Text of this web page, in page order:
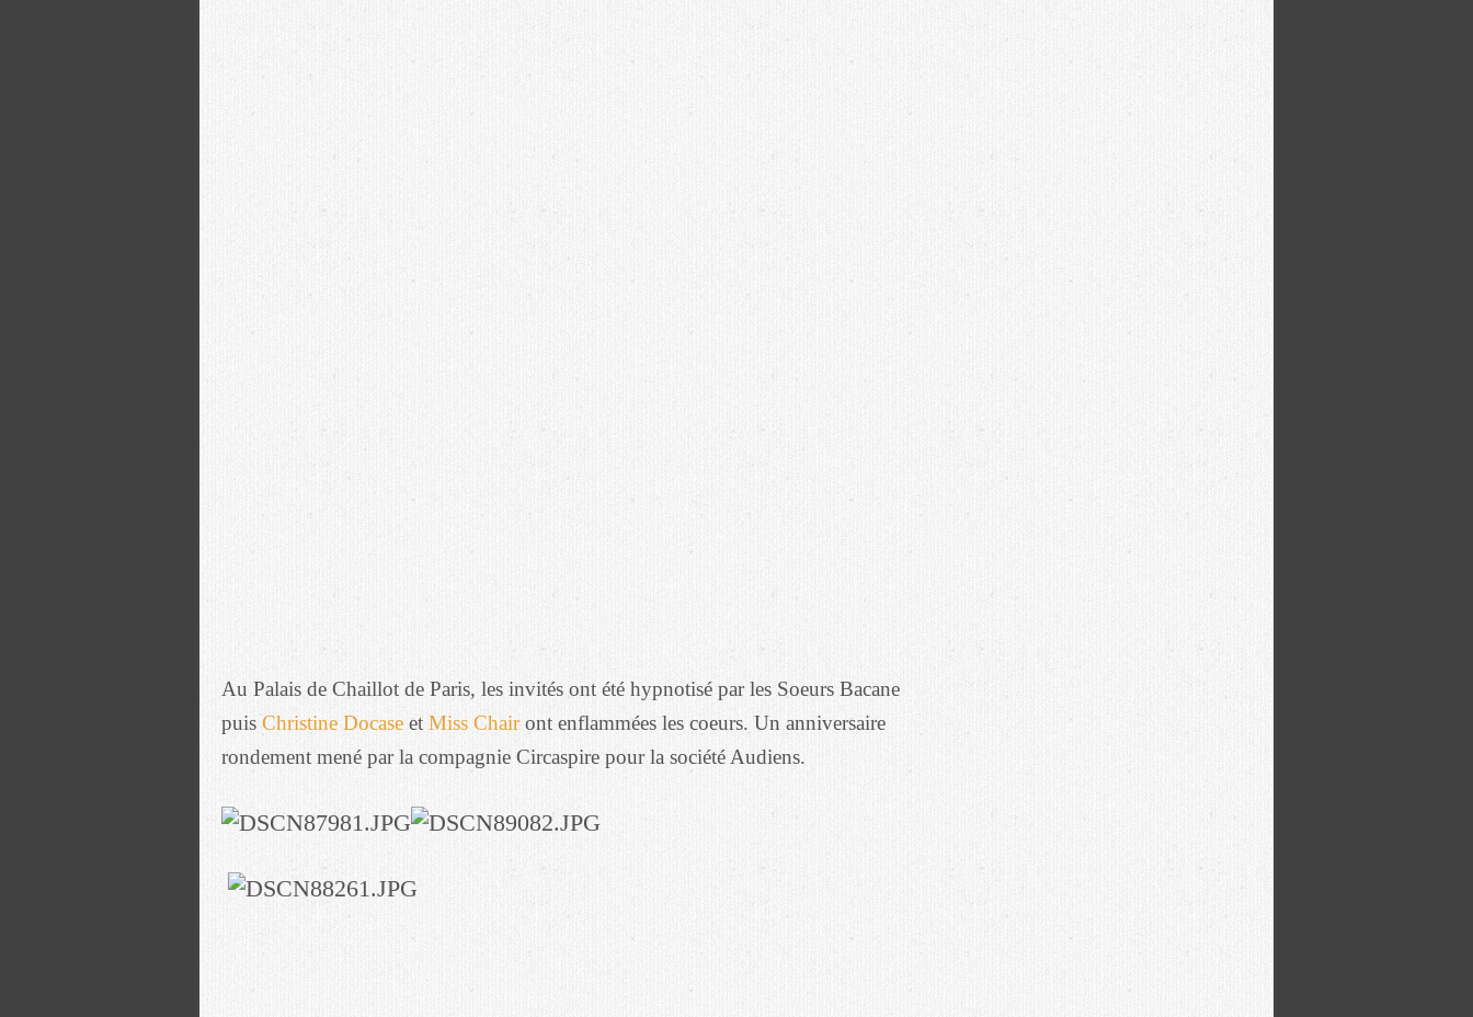
Au Palais de Chaillot de Paris, les invités ont été hypnotisé par les Soeurs Bacane
puis Christine Docase et Miss Chairont enflammées les coeurs. Un anniversaire
rondement mené par la compagnie Circaspire pour la société Audiens.